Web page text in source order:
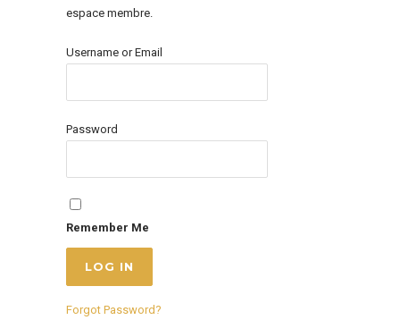
espace membre.
Username or Email
Password
Remember Me
Forgot Password?